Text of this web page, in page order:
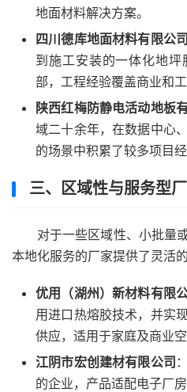
地面材料解决方案。
四川德库地面材料有限公司
到施工安装的一体化地
部，工程经验覆盖商业和工
陕西红梅防静电活动地板
域二十余年，在数据中心
的场景中积累了较多项目经
三、区域性与服务型
对于一些区域性、小批量
本地化服务的厂家提供了灵活的
优用（湖州）新材料有限
用进口热熔胶技术，并实
供应，适用于家庭及商业空
江阴市宏创建材有限公司
的企业，产品适配电子厂房